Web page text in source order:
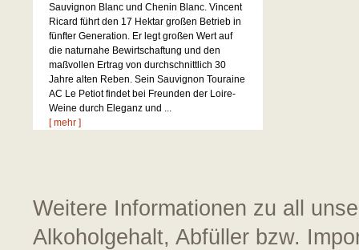
Sauvignon Blanc und Chenin Blanc. Vincent
Ricard führt den 17 Hektar großen Betrieb in
fünfter Generation. Er legt großen Wert auf
die naturnahe Bewirtschaftung und den
maßvollen Ertrag von durchschnittlich 30
Jahre alten Reben. Sein Sauvignon Touraine
AC Le Petiot findet bei Freunden der Loire-
Weine durch Eleganz und ...
[ mehr ]
Weitere Informationen zu all
Alkoholgehalt, Abfüller bzw.